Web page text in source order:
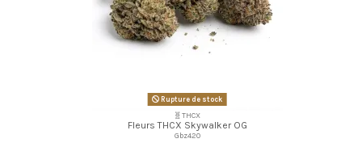
Rupture de stock
🧬THCX
Fleurs THCX Skywalker OG
Gbz420